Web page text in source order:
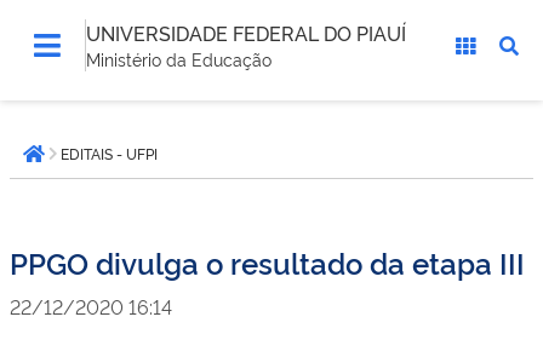
UNIVERSIDADE FEDERAL DO PIAUÍ
Ministério da Educação
está
aqui:Página inicial
EDITAIS - UFPI
PPGO divulga o resultado da etapa III
22/12/2020 16:14